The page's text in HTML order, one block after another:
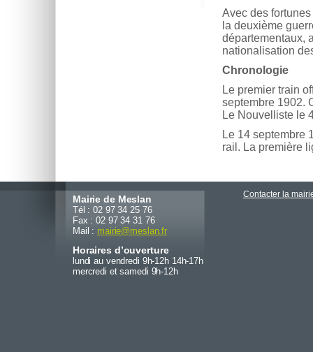
Avec des
la deuxième
départementaux,
nationalisation
Chronologie
Le premier train
septembre 1902.
Le Nouvelliste le
Le 14 septembre
rail. La première
Mairie de Meslan
Tél : 02 97 34 25 76
Fax : 02 97 34 31 76
Mail : mairie@meslan.fr
Horaires d’ouverture
lundi au vendredi 9h-12h 14h-17h
mercredi et samedi 9h-12h
Contacter la